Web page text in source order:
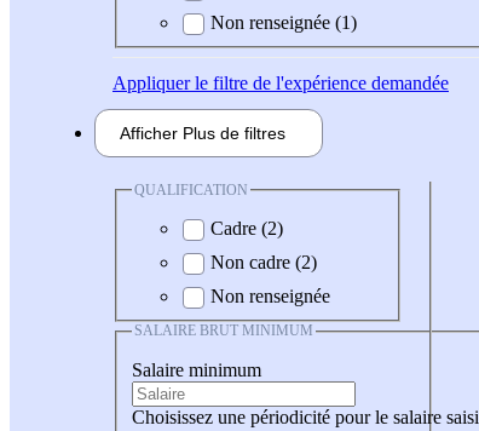
Non renseignée (1)
Appliquerle filtre de l'expérience demandée
Afficher Plus de filtres
QUALIFICATION
Cadre (2)
Non cadre (2)
Non renseignée
SALAIRE BRUT MINIMUM
Salaire minimum
Choisissez une périodicité pour le salaire saisi